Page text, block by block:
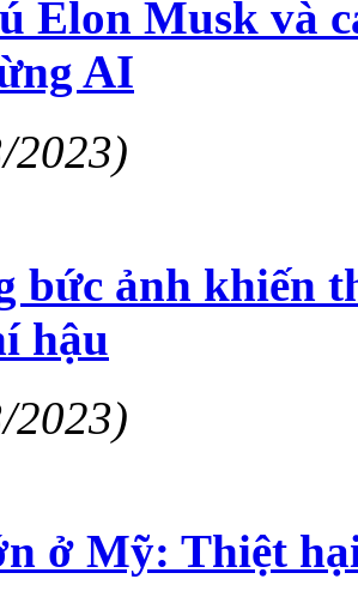
Elon Musk và
AI
2023)
bức ảnh khiến
hậu
2023)
ở Mỹ: Thiệt